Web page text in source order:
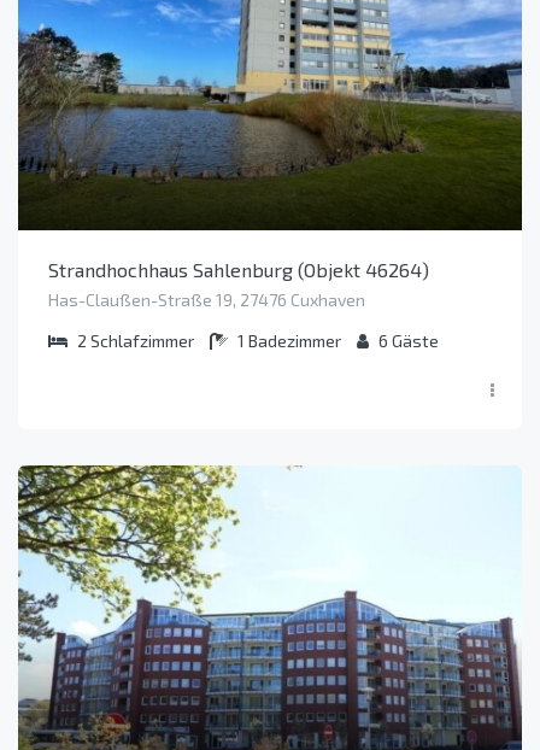
Strandhochhaus Sahlenburg (Objekt 46264)
Has-Claußen-Straße 19, 27476 Cuxhaven
2 Schlafzimmer 1 Badezimmer 6 Gäste